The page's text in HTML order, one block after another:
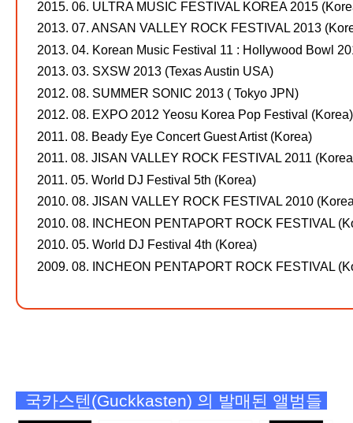
2015. 06. ULTRA MUSIC FESTIVAL KOREA 2015
2013. 07. ANSAN VALLEY ROCK FESTIVAL 2013
2013. 04. Korean Music Festival 11 : Hollywood Bowl
2013. 03. SXSW 2013 (Texas Austin USA)
2012. 08. SUMMER SONIC 2013 ( Tokyo JPN)
2012. 08. EXPO 2012 Yeosu Korea Pop Festival (Korea)
2011. 08. Beady Eye Concert Guest Artist (Korea)
2011. 08. JISAN VALLEY ROCK FESTIVAL 2011
2011. 05. World DJ Festival 5th (Korea)
2010. 08. JISAN VALLEY ROCK FESTIVAL 2010
2010. 08. INCHEON PENTAPORT ROCK FESTIVAL
2010. 05. World DJ Festival 4th (Korea)
2009. 08. INCHEON PENTAPORT ROCK FESTIVAL
국카스텐(Guckkasten) 의 발매된 앨범들